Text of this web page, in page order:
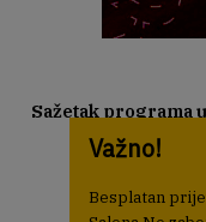
Važno!
Besplatan
Sažetak programa
Ako postoji
drugačije nego
arheološki